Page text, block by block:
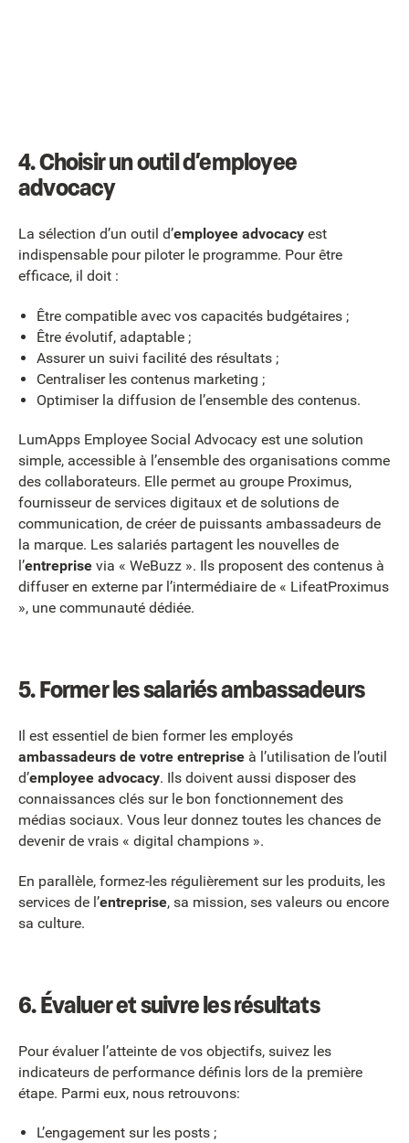
4. Choisir un outil d’employee
advocacy
La sélection d’un outil d’employee advocacy est
indispensable pour piloter le programme. Pour être
efficace, il doit :
Être compatible avec vos capacités budgétaires ;
Être évolutif, adaptable ;
Assurer un suivi facilité des résultats ;
Centraliser les contenus marketing ;
Optimiser la diffusion de l’ensemble des contenus.
LumApps Employee Social Advocacy est une solution
simple, accessible à l’ensemble des organisations comme
des collaborateurs. Elle permet au groupe Proximus,
fournisseur de services digitaux et de solutions de
communication, de créer de puissants ambassadeurs de
la marque. Les salariés partagent les nouvelles de
l’entreprise via « WeBuzz ». Ils proposent des contenus à
diffuser en externe par l’intermédiaire de « LifeatProximus
», une communauté dédiée.
5. Former les salariés ambassadeurs
Il est essentiel de bien former les employés
ambassadeurs de votre entreprise à l’utilisation de l’outil
d’employee advocacy. Ils doivent aussi disposer des
connaissances clés sur le bon fonctionnement des
médias sociaux. Vous leur donnez toutes les chances de
devenir de vrais « digital champions ».
En parallèle, formez-les régulièrement sur les produits, les
services de l’entreprise, sa mission, ses valeurs ou encore
sa culture.
6. Évaluer et suivre les résultats
Pour évaluer l’atteinte de vos objectifs, suivez les
indicateurs de performance définis lors de la première
étape. Parmi eux, nous retrouvons:
L’engagement sur les posts ;